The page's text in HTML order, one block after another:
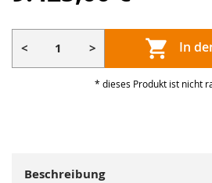
< > In
* dieses Produkt ist nicht
Beschreibung